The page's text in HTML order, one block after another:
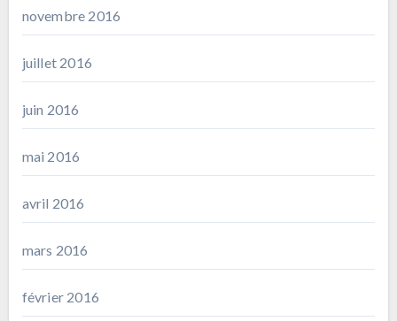
novembre 2016
juillet 2016
juin 2016
mai 2016
avril 2016
mars 2016
février 2016